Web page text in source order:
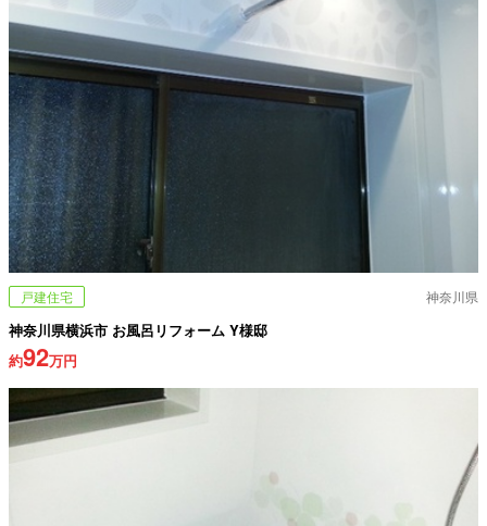
戸建住宅 神奈川県
神奈川県横浜市 お風呂リフォーム Y様邸
約92万円